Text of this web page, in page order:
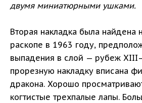
двумя миниатюрными ушками.
Вторая накладка была найдена
раскопе в 1963 году,
выпадения в слой — рубеж
прорезную накладку вписана
дракона. Хорошо
когтистые трехпалые лапы.